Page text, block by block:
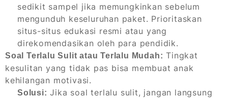
sedikit sampel jika memungkinkan sebelum
mengunduh keseluruhan paket. Prioritaskan
situs-situs edukasi resmi atau yang
direkomendasikan oleh para pendidik.
Soal Terlalu Sulit atau Terlalu Mudah: Tingkat
kesulitan yang tidak pas bisa membuat anak
kehilangan motivasi.
Solusi: Jika soal terlalu sulit, jangan langsung